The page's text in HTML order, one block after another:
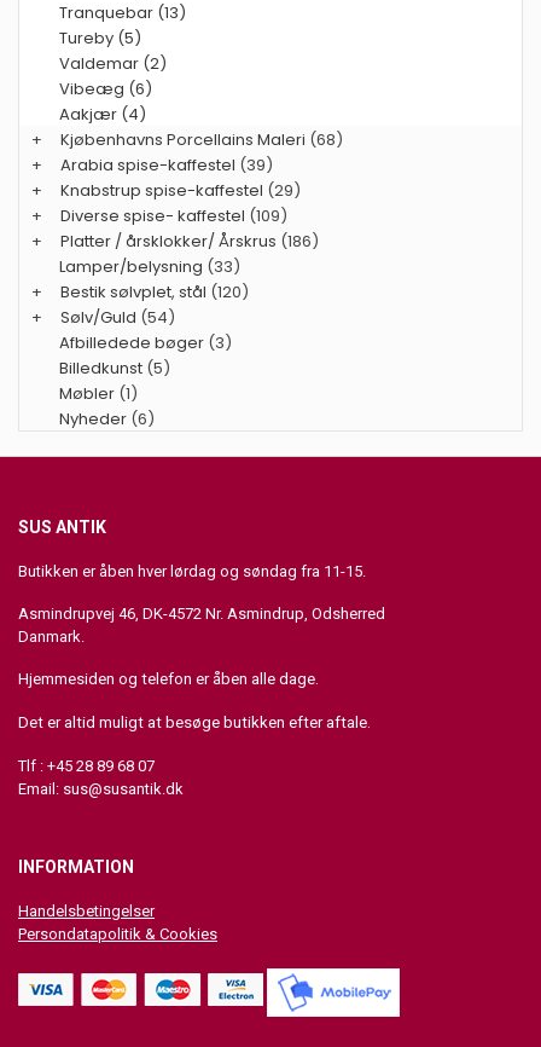
Tranquebar (13)
Tureby (5)
Valdemar (2)
Vibeæg (6)
Aakjær (4)
+
Kjøbenhavns Porcellains Maleri (68)
+
Arabia spise-kaffestel (39)
+
Knabstrup spise-kaffestel (29)
+
Diverse spise- kaffestel (109)
+
Platter / årsklokker/ Årskrus (186)
Lamper/belysning (33)
+
Bestik sølvplet, stål (120)
+
Sølv/Guld (54)
Afbilledede bøger (3)
Billedkunst (5)
Møbler (1)
Nyheder (6)
SUS ANTIK
Butikken er åben hver lørdag og søndag fra 11-15.
Asmindrupvej 46, DK-4572 Nr. Asmindrup, Odsherred
Danmark.
Hjemmesiden og telefon er åben alle dage.
Det er altid muligt at besøge butikken efter aftale.
Tlf : +45 28 89 68 07
Email: sus@susantik.dk
INFORMATION
Handelsbetingelser
Persondatapolitik & Cookies